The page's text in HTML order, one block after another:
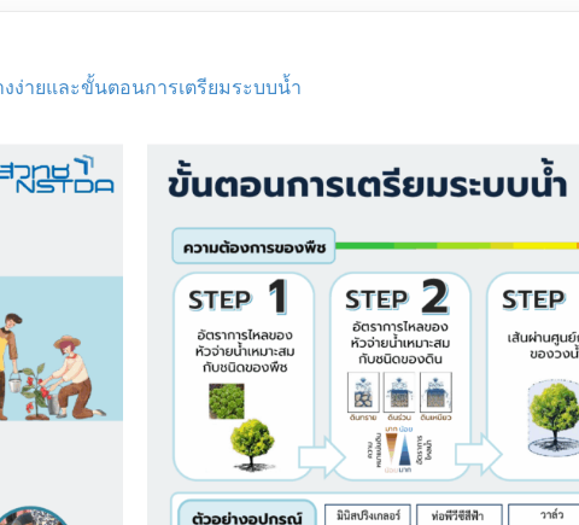
ง่ายและขั้นตอนการเตรียมระบบน้ำ